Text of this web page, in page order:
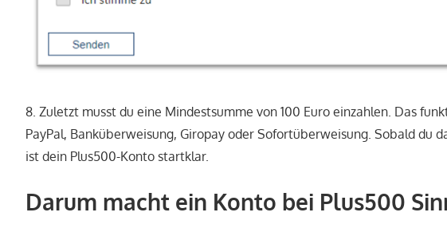
8. Zuletzt musst du eine Mindestsumme von 100 Euro einzahlen. Das
PayPal, Banküberweisung, Giropay oder Sofortüberweisung. Sobald du
ist dein Plus500-Konto startklar.
Darum macht ein Konto bei Plus500